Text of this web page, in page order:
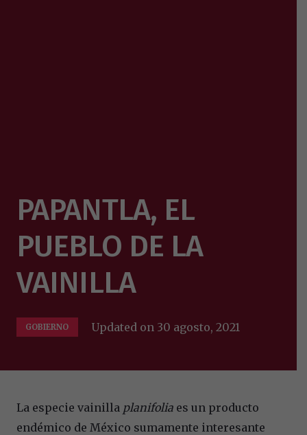
PAPANTLA, EL
PUEBLO DE LA
VAINILLA
GOBIERNO Updated on 30 agosto, 2021
La especie vainilla planifolia es un producto
endémico de México sumamente interesante